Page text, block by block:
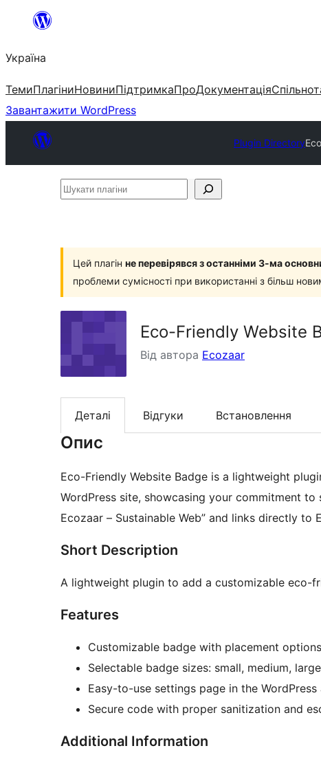
Перейти
вмісту
Україна
ТемиПлагіниНовиниПідтримкаПроДокументація
Завантажити WordPress
Plugin Directory
Шукати
Цей плагін не перевірявся з останніми 3-ма
проблеми сумісності при використанні з більш
Eco-Friendly Website
Від автора Ecozaar
Деталі Відгуки Встановлення
Опис
Eco-Friendly Website Badge is a lightweight
WordPress site, showcasing your commitment
Ecozaar – Sustainable Web” and links directly to
Short Description
A lightweight plugin to add a customizable eco-
Features
Customizable badge with placement
Selectable badge sizes: small, medium,
Easy-to-use settings page in the WordPress
Secure code with proper sanitization and
Additional Information